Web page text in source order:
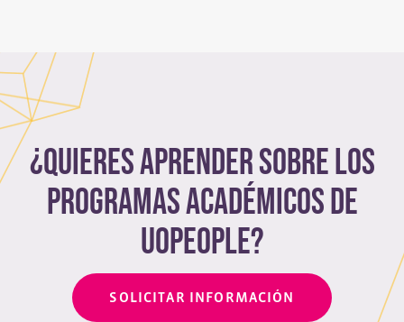
¿Quieres aprender sobre los
programas académicos de
Uopeople?
SOLICITAR INFORMACIÓN